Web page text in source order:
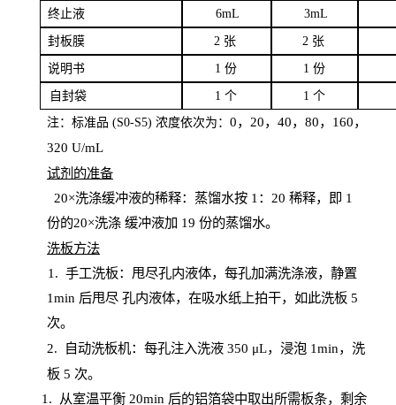
终止液 6mL 3mL
封板膜 2 张 2 张
说明书 1 份 1 份
自封袋 1 个 1 个
注：标准品 (S0-S5) 浓度依次为： 0，20，40，80，160，
320 U/mL
试剂的准备
20×洗涤缓冲液的稀释：蒸馏水按 1：20 稀释，即 1
份的20×洗涤 缓冲液加 19 份的蒸馏水。
洗板方法
1. 手工洗板：甩尽孔内液体，每孔加满洗涤液，静置
1min 后甩尽 孔内液体，在吸水纸上拍干，如此洗板 5
次。
2.
自动洗板机：每孔注入洗液 350 μL，浸泡 1min，洗
板 5 次。
1 . 从室温平衡 20min 后的铝箔袋中取出所需板条，剩余